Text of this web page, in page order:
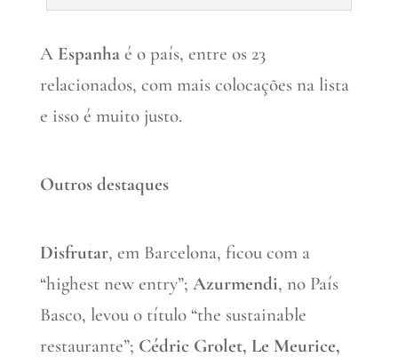
A Espanhaé o país, entre os 23
relacionados, com mais colocações na lista
e isso é muito justo.
Outros destaques
Disfrutar, em Barcelona, ficou com a
“highest new entry”; Azurmendi, no País
Basco, levou o título “the sustainable
restaurante”; Cédric Grolet, Le Meurice,